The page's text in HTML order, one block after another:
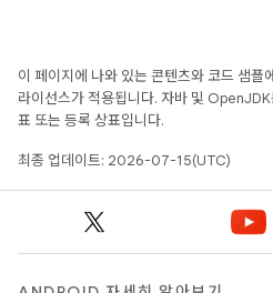
이 페이지에 나와 있는 콘텐츠와 코드 샘플
라이선스가 적용됩니다. 자바 및
표 또는 등록 상표입니다.
최종 업데이트: 2026-07-15(UTC)